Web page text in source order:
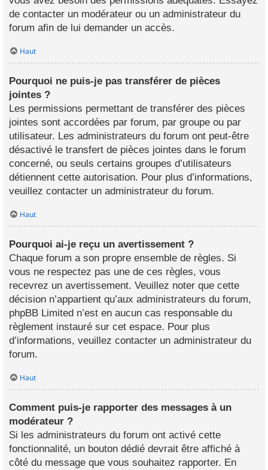
de contacter un modérateur ou un administrateur du
forum afin de lui demander un accès.
Haut
Pourquoi ne puis-je pas transférer de pièces
jointes ?
Les permissions permettant de transférer des pièces
jointes sont accordées par forum, par groupe ou par
utilisateur. Les administrateurs du forum ont peut-être
désactivé le transfert de pièces jointes dans le forum
concerné, ou seuls certains groupes d’utilisateurs
détiennent cette autorisation. Pour plus d’informations,
veuillez contacter un administrateur du forum.
Haut
Pourquoi ai-je reçu un avertissement ?
Chaque forum a son propre ensemble de règles. Si
vous ne respectez pas une de ces règles, vous
recevrez un avertissement. Veuillez noter que cette
décision n’appartient qu’aux administrateurs du forum,
phpBB Limited n’est en aucun cas responsable du
règlement instauré sur cet espace. Pour plus
d’informations, veuillez contacter un administrateur du
forum.
Haut
Comment puis-je rapporter des messages à un
modérateur ?
Si les administrateurs du forum ont activé cette
fonctionnalité, un bouton dédié devrait être affiché à
côté du message que vous souhaitez rapporter. En